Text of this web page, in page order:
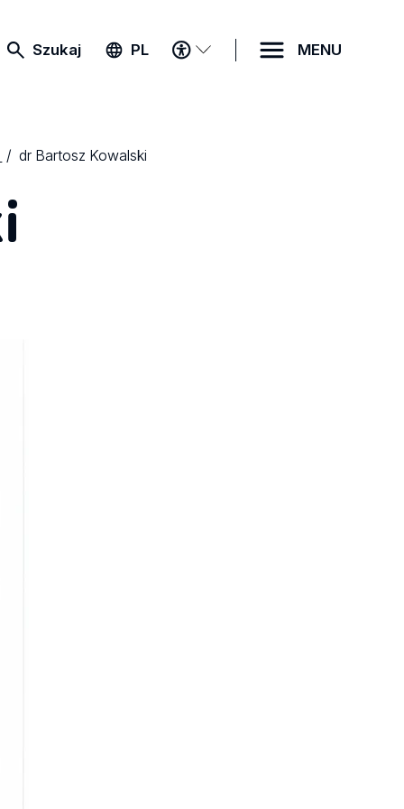
Szukaj PL
MENU
DOSTĘPNOŚCI
MENU
dr Bartosz Kowalski